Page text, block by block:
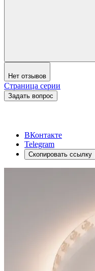
Нет отзывов
Страница серии
Задать вопрос
ВКонтакте
Telegram
Скопировать ссылку